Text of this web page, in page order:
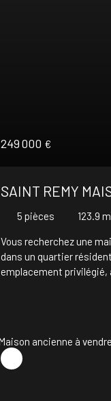
249 000 €
SAINT REMY
5pièces 123.9
Vous recherchez une
dans un quartier
emplacement privilégié,
évier, offrant un
d'un environnement